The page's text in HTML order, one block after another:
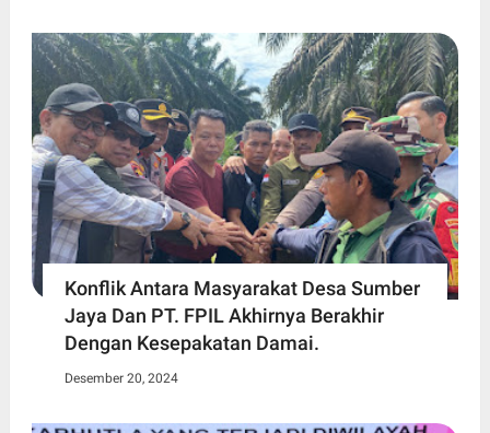
Konflik Antara Masyarakat Desa Sumber
Jaya Dan PT. FPIL Akhirnya Berakhir
Dengan Kesepakatan Damai.
Desember 20, 2024